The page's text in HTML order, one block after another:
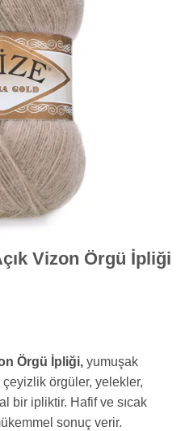
Vizon Örgü İpliği
Örgü İpliği, yumuşak
örgüler, yelekler,
bir ipliktir. Hafif ve sıcak
sonuç verir.